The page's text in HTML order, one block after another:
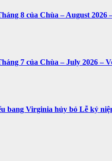
8 của Chùa – August 2026
7 của Chùa – July 2026 –
bang Virginia hủy bỏ Lễ kỷ